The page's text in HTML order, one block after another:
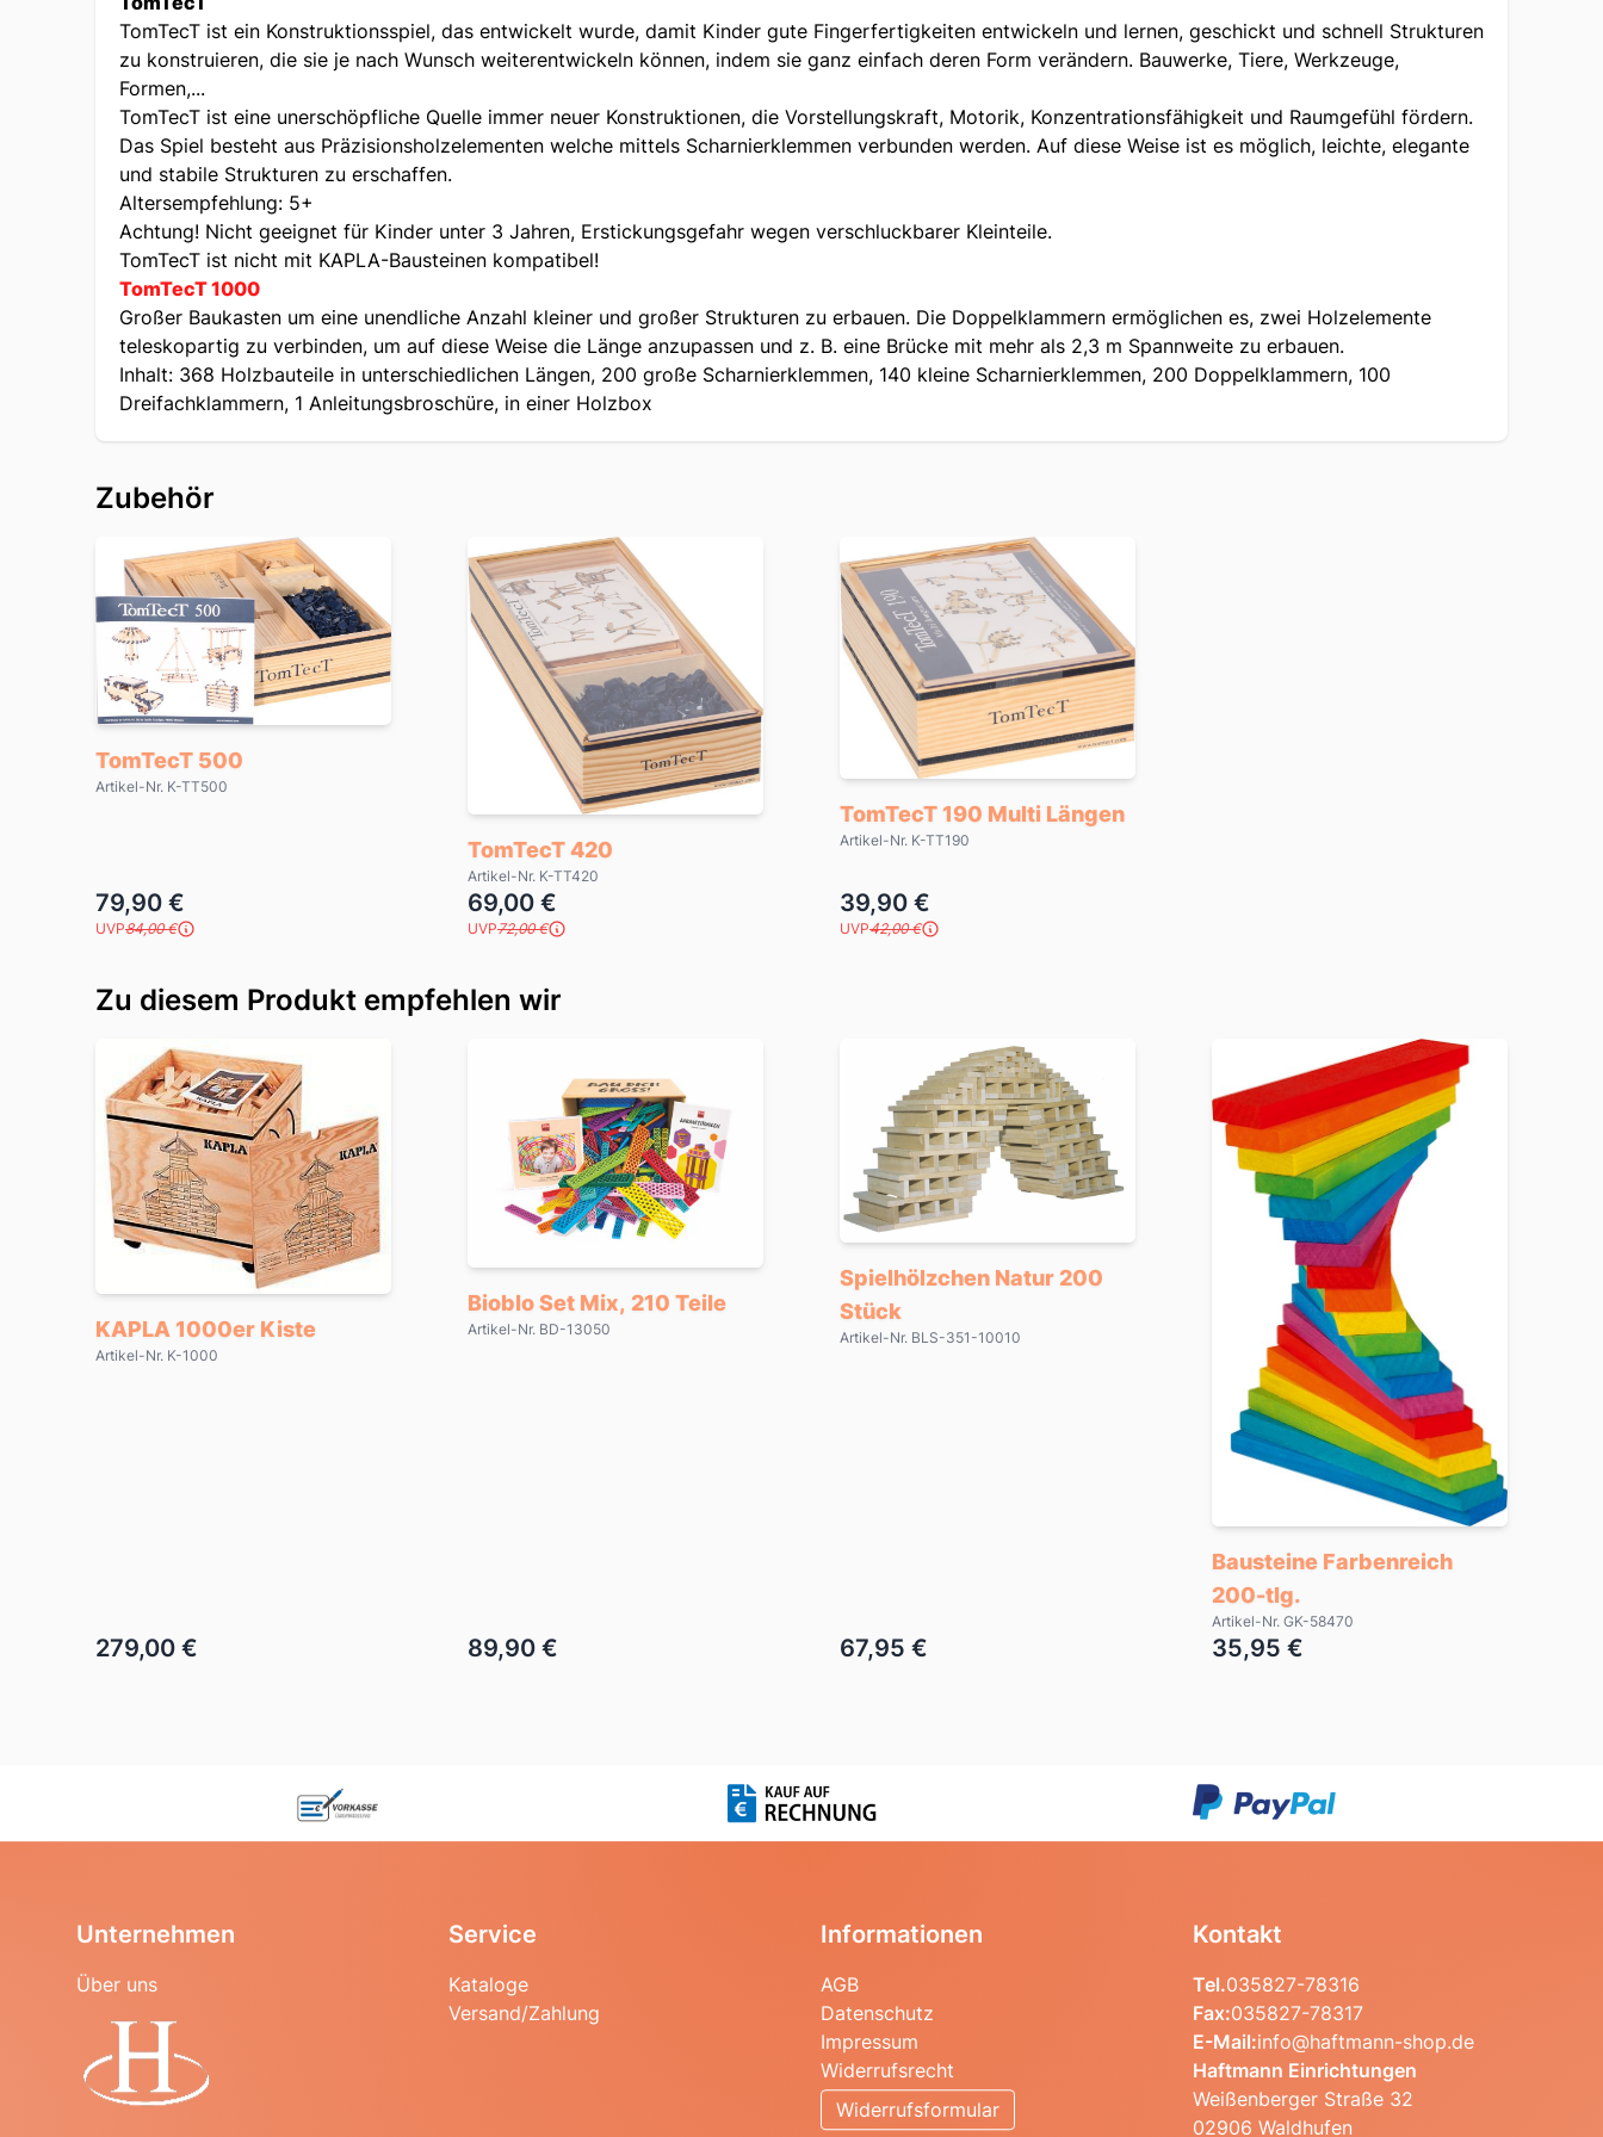
TomTecT ist ein Konstruktionsspiel, das entwickelt wurde, damit Kinder gute Fingerfertigkeiten entwickeln und lernen, geschickt und schnell Strukturen
zu konstruieren, die sie je nach Wunsch weiterentwickeln können, indem sie ganz einfach deren Form verändern. Bauwerke, Tiere, Werkzeuge,
Formen,...
TomTecT ist eine unerschöpfliche Quelle immer neuer Konstruktionen, die Vorstellungskraft, Motorik, Konzentrationsfähigkeit und Raumgefühl fördern.
Das Spiel besteht aus Präzisionsholzelementen welche mittels Scharnierklemmen verbunden werden. Auf diese Weise ist es möglich, leichte, elegante
und stabile Strukturen zu erschaffen.
Altersempfehlung: 5+
Achtung! Nicht geeignet für Kinder unter 3 Jahren, Erstickungsgefahr wegen verschluckbarer Kleinteile.
TomTecT ist nicht mit KAPLA-Bausteinen kompatibel!
TomTecT 1000
Großer Baukasten um eine unendliche Anzahl kleiner und großer Strukturen zu erbauen. Die Doppelklammern ermöglichen es, zwei Holzelemente
teleskopartig zu verbinden, um auf diese Weise die Länge anzupassen und z. B. eine Brücke mit mehr als 2,3 m Spannweite zu erbauen.
Inhalt: 368 Holzbauteile in unterschiedlichen Längen, 200 große Scharnierklemmen, 140 kleine Scharnierklemmen, 200 Doppelklammern, 100
Dreifachklammern, 1 Anleitungsbroschüre, in einer Holzbox
Zubehör
TomTecT 500
Artikel-Nr. K-TT500
79,90 €
UVP84,00 €
TomTecT 420
Artikel-Nr. K-TT420
69,00 €
UVP72,00 €
TomTecT 190 Multi Längen
Artikel-Nr. K-TT190
39,90 €
UVP42,00 €
Zu diesem Produkt empfehlen wir
KAPLA 1000er Kiste
Artikel-Nr. K-1000
279,00 €
Bioblo Set Mix, 210 Teile
Artikel-Nr. BD-13050
89,90 €
Spielhölzchen Natur 200
Stück
Artikel-Nr. BLS-351-10010
67,95 €
Bausteine Farbenreich
200-tlg.
Artikel-Nr. GK-58470
35,95 €
Unternehmen
Über uns
Service
Kataloge
Versand/Zahlung
Informationen
AGB
Datenschutz
Impressum
Widerrufsrecht
Widerrufsformular
Kontakt
Tel.035827-78316
Fax:035827-78317
E-Mail:info@haftmann-shop.de
Haftmann Einrichtungen
Weißenberger Straße 32
02906 Waldhufen